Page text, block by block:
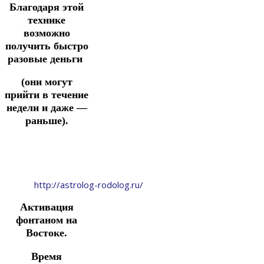
Благодаря этой
технике
возможно
получить быстро
разовые деньги
(они могут
прийти в течение
недели и даже —
раньше).
http://astrolog-rodolog.ru/
Активация
фонтаном на
Востоке.
Время